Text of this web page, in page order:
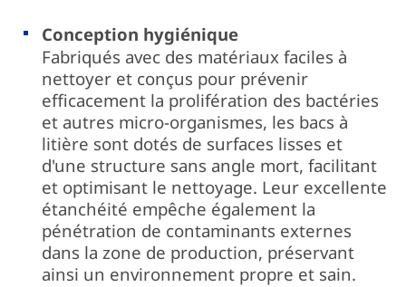
Conception hygiénique
Fabriqués avec des matériaux faciles à
nettoyer et conçus pour prévenir
efficacement la prolifération des bactéries
et autres micro-organismes, les bacs à
litière sont dotés de surfaces lisses et
d'une structure sans angle mort, facilitant
et optimisant le nettoyage. Leur excellente
étanchéité empêche également la
pénétration de contaminants externes
dans la zone de production, préservant
ainsi un environnement propre et sain.